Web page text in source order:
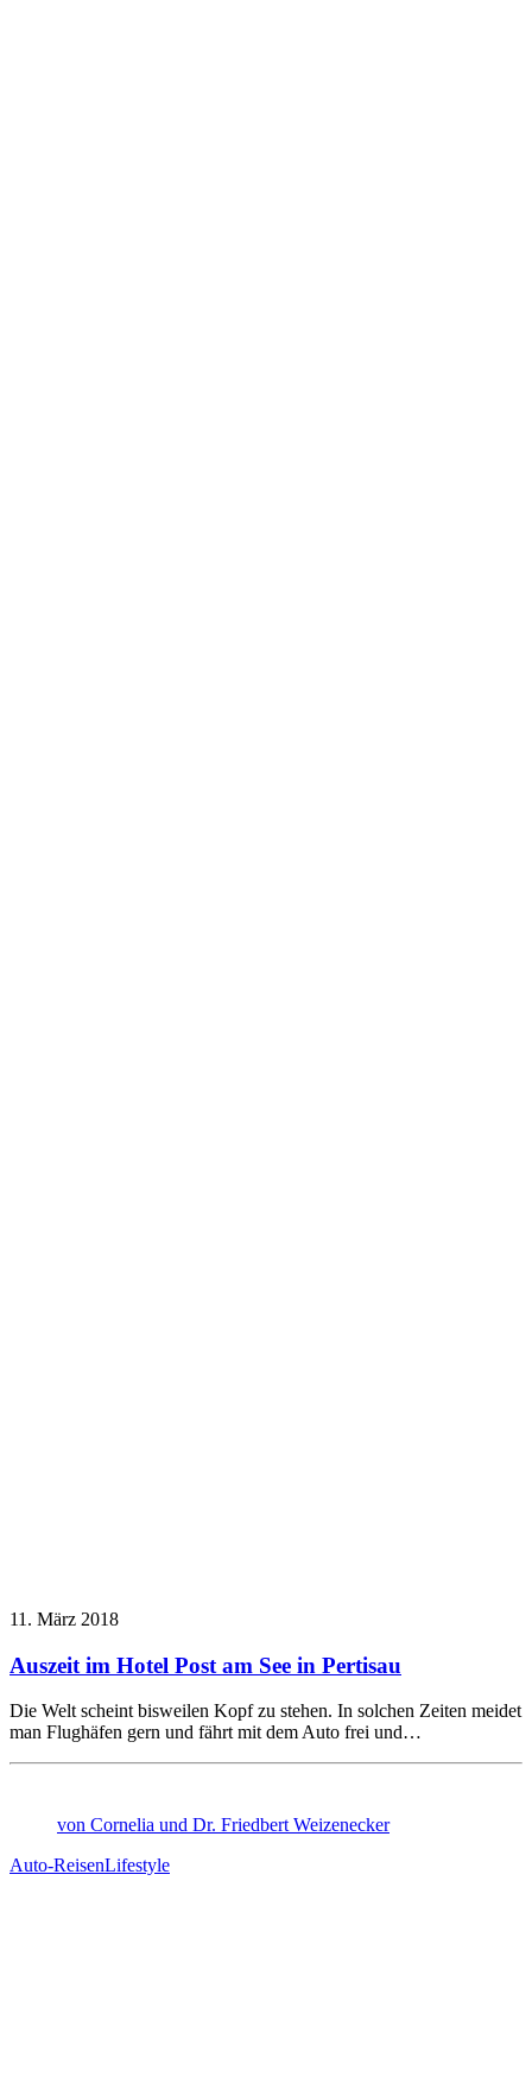
11. März 2018
Auszeit im Hotel Post am See in Pertisau
Die Welt scheint bisweilen Kopf zu stehen. In solchen Zeiten meidet
man Flughäfen gern und fährt mit dem Auto frei und…
von Cornelia und Dr. Friedbert Weizenecker
Auto-ReisenLifestyle